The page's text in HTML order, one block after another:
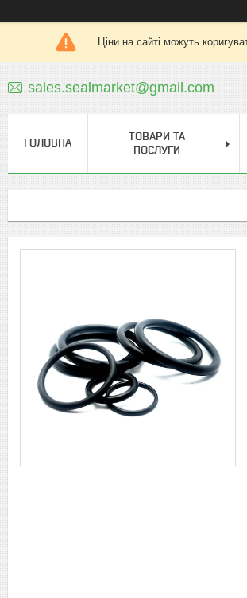
Ціни на сайті можуть
sales.sealmarket@gmail.com
ГОЛОВНА
ТОВАРИ ТА
ПОСЛУГИ